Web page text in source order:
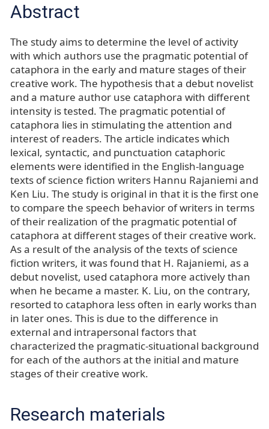
Abstract
The study aims to determine the level of activity
with which authors use the pragmatic potential of
cataphora in the early and mature stages of their
creative work. The hypothesis that a debut novelist
and a mature author use cataphora with different
intensity is tested. The pragmatic potential of
cataphora lies in stimulating the attention and
interest of readers. The article indicates which
lexical, syntactic, and punctuation cataphoric
elements were identified in the English-language
texts of science fiction writers Hannu Rajaniemi and
Ken Liu. The study is original in that it is the first one
to compare the speech behavior of writers in terms
of their realization of the pragmatic potential of
cataphora at different stages of their creative work.
As a result of the analysis of the texts of science
fiction writers, it was found that H. Rajaniemi, as a
debut novelist, used cataphora more actively than
when he became a master. K. Liu, on the contrary,
resorted to cataphora less often in early works than
in later ones. This is due to the difference in
external and intrapersonal factors that
characterized the pragmatic-situational background
for each of the authors at the initial and mature
stages of their creative work.
Research materials